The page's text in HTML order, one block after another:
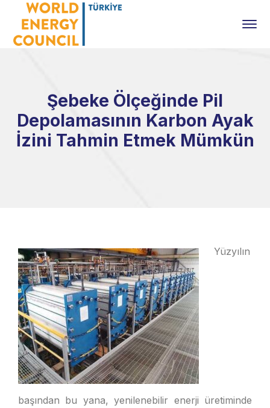
Şebeke Ölçeğinde Pil
Depolamasının Karbon Ayak
İzini Tahmin Etmek Mümkün
Yüzyılın
başından bu yana, yenilenebilir enerji üretiminde